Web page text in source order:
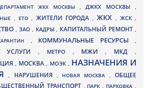
ЖКХ МОСКВЫ ,ДЖКХ МОСКВЫ ,
, ЕТО, ЖИТЕЛИ ГОРОДА , ЖКХ, ЖСК,
, ЗАО , КАДРЫ, КАПИТАЛЬНЫЙ РЕМОНТ ,
, КОММУНАЛЬНЫЕ РЕСУРСЫ,
УСЛУГИ , МЕТРО , МЖИ, МКД ,
, МОСКВА , МОЭК , НАЗНАЧЕНИЯ И
, НАРУШЕНИЯ , НОВАЯ МОСКВА ,ОБЩЕЕ
ТРАНСПОРТ , ПАРК, ПАРКОВКА ,